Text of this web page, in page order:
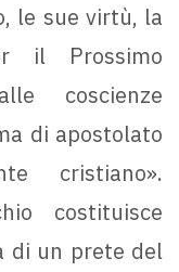
le sue virtù, la
il Prossimo
coscienze
di apostolato
cristiano».
costituisce
di un prete del